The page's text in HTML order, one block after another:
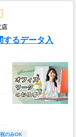
店
るデータ入
のみOK